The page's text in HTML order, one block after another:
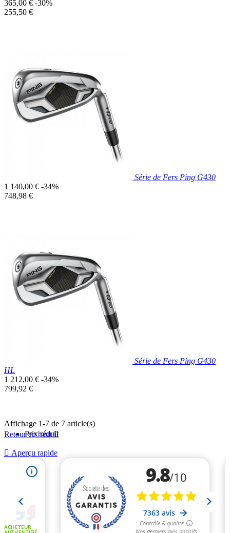
Prix
de
365,00 € -30%
Prix
255,50 €
Aperçu rapide
Série de Fers Ping G430
Prix
de
1 140,00 € -34%
Prix
748,98 €
Aperçu rapide
Série de Fers Ping G430
HL
Prix
de
1 212,00 € -34%
Prix
799,92 €
Prix réduit
 Aperçu rapide
Affichage 1-7 de 7 article(s)
Retour en haut